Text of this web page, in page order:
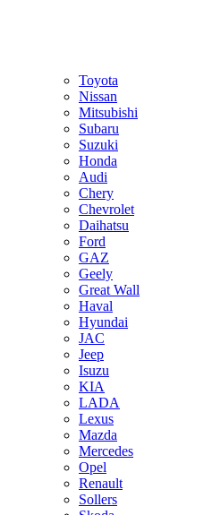
Toyota
Nissan
Mitsubishi
Subaru
Suzuki
Honda
Audi
Chery
Chevrolet
Daihatsu
Ford
GAZ
Geely
Great Wall
Haval
Hyundai
JAC
Jeep
Isuzu
KIA
LADA
Lexus
Mazda
Mercedes
Opel
Renault
Sollers